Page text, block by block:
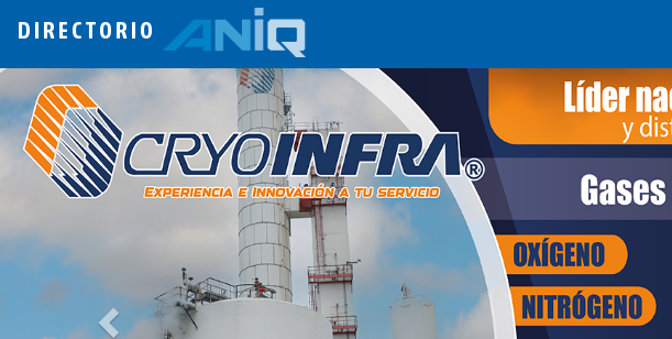
DIRECTORIO